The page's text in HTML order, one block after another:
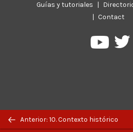
Previous/next
navigation
Anterior: 10. Contexto histórico
Guías y tutoriales |
| Contact